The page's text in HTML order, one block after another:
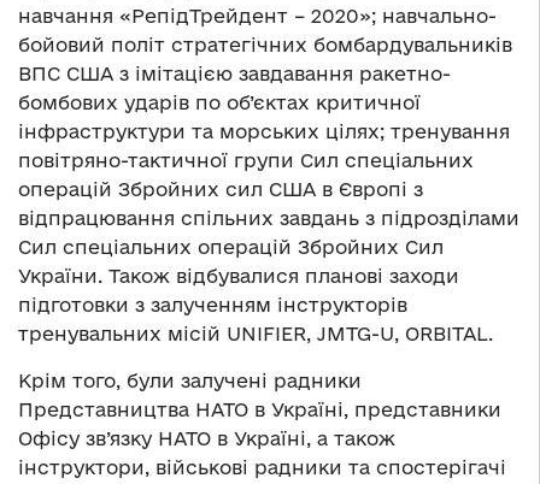
навчання «РепідТрейдент – 2020»; навчально-
бойовий політ стратегічних бомбардувальників
ВПС США з імітацією завдавання ракетно-
бомбових ударів по об’єктах критичної
інфраструктури та морських цілях; тренування
повітряно-тактичної групи Сил спеціальних
операцій Збройних сил США в Європі з
відпрацювання спільних завдань з підрозділами
Сил спеціальних операцій Збройних Сил
України. Також відбувалися планові заходи
підготовки з залученням інструкторів
тренувальних місій UNIFIER, JMTG-U, ORBITAL.
Крім того, були залучені радники
Представництва НАТО в Україні, представники
Офісу зв’язку НАТО в Україні, а також
інструктори, військові радники та спостерігачі